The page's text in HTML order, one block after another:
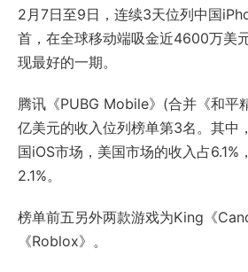
2月7日至9日，连续3天位列中国
首，在全球移动端吸金近4600万美
现最好的一期。
腾讯《PUBG Mobile》(合并《和平
亿美元的收入位列榜单第3名。其中
国iOS市场，美国市场的收入占6.1%
2.1%。
榜单前五另外两款游戏为King《
《Roblox》。